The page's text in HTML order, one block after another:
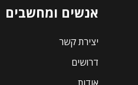
אנשים ומחשבים
יצירת קשר
דרושים